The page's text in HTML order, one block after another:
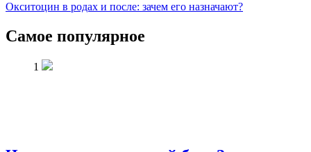
Окситоцин в родах и после: зачем его назначают?
Самое популярное
1